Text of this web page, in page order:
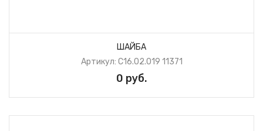
ШАЙБА
Артикул: С16.02.019 11371
0 руб.